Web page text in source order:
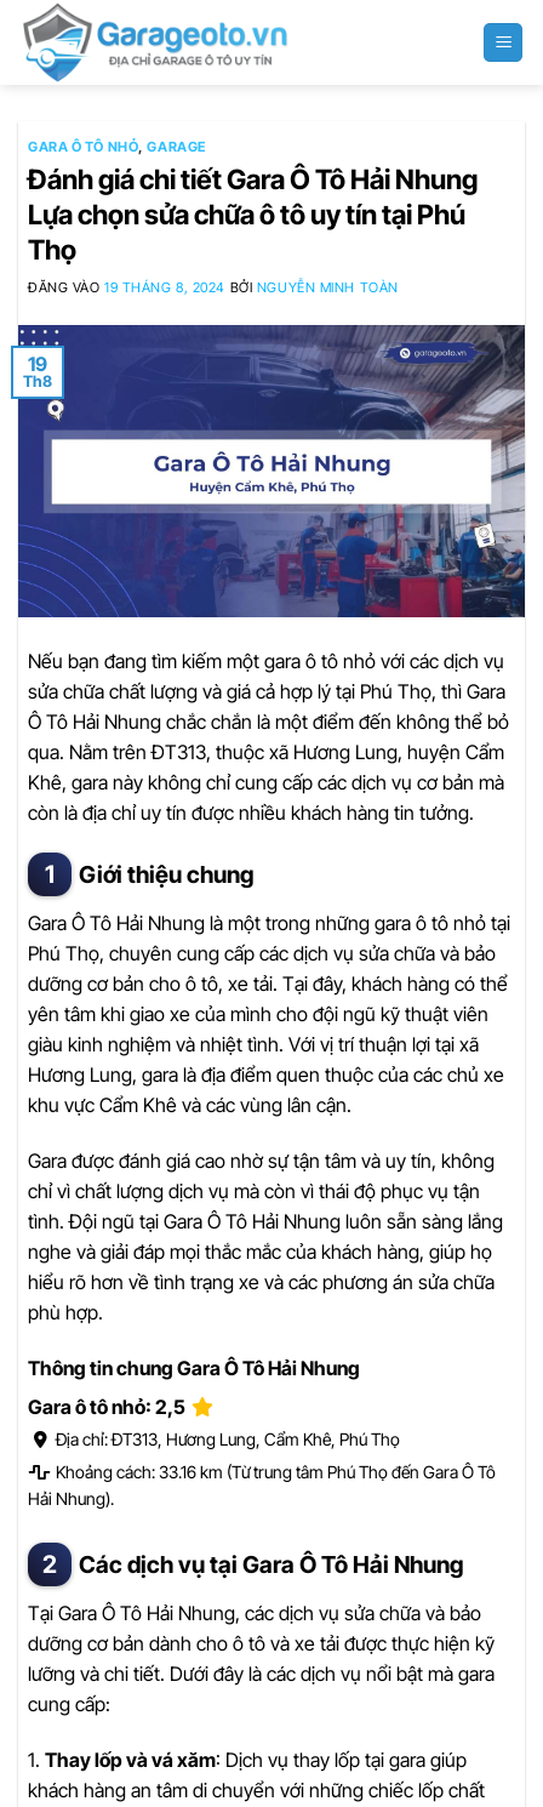
qua
GARA Ô TÔ NHỎ,GARAGE
Đánh giá chi tiết Gara Ô Tô Hải Nhung
Lựa chọn sửa chữa ô tô uy tín tại Phú
Thọ
ĐĂNG VÀO19 THÁNG 8, 2024 BỞI NGUYỄN MINH TOÀN
19
Th8
Nếu bạn đang tìm kiếm một gara ô tô nhỏ với các dịch vụ
sửa chữa chất lượng và giá cả hợp lý tại Phú Thọ, thì Gara
Ô Tô Hải Nhung chắc chắn là một điểm đến không thể bỏ
qua. Nằm trên ĐT313, thuộc xã Hương Lung, huyện Cẩm
Khê, gara này không chỉ cung cấp các dịch vụ cơ bản mà
còn là địa chỉ uy tín được nhiều khách hàng tin tưởng.
Giới thiệu chung
Gara Ô Tô Hải Nhung là một trong những gara ô tô nhỏ tại
Phú Thọ, chuyên cung cấp các dịch vụ sửa chữa và bảo
dưỡng cơ bản cho ô tô, xe tải. Tại đây, khách hàng có thể
yên tâm khi giao xe của mình cho đội ngũ kỹ thuật viên
giàu kinh nghiệm và nhiệt tình. Với vị trí thuận lợi tại xã
Hương Lung, gara là địa điểm quen thuộc của các chủ xe
khu vực Cẩm Khê và các vùng lân cận.
Gara được đánh giá cao nhờ sự tận tâm và uy tín, không
chỉ vì chất lượng dịch vụ mà còn vì thái độ phục vụ tận
tình. Đội ngũ tại Gara Ô Tô Hải Nhung luôn sẵn sàng lắng
nghe và giải đáp mọi thắc mắc của khách hàng, giúp họ
hiểu rõ hơn về tình trạng xe và các phương án sửa chữa
phù hợp.
Thông tin chung Gara Ô Tô Hải Nhung
Gara ô tô nhỏ: 2,5
Địa chỉ: ĐT313, Hương Lung, Cẩm Khê, Phú Thọ
Khoảng cách: 33.16 km (Từ trung tâm Phú Thọ đến Gara Ô Tô
Hải Nhung).
Các dịch vụ tại Gara Ô Tô Hải Nhung
Tại Gara Ô Tô Hải Nhung, các dịch vụ sửa chữa và bảo
dưỡng cơ bản dành cho ô tô và xe tải được thực hiện kỹ
lưỡng và chi tiết. Dưới đây là các dịch vụ nổi bật mà gara
cung cấp:
1. Thay lốp và vá xăm: Dịch vụ thay lốp tại gara giúp
khách hàng an tâm di chuyển với những chiếc lốp chất